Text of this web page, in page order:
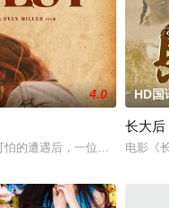
的冲动驱使。回到布宜诺斯艾
the backdrop
4.0
怕的遭遇后，一位小镇女子向
HD国
长大后
电影《